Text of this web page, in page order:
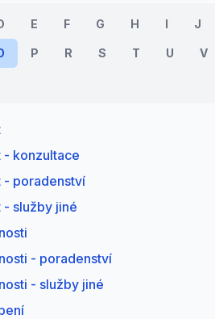
E F G H I J
P R S T U V
- konzultace
- poradenství
- služby jiné
- poradenství
- služby jiné